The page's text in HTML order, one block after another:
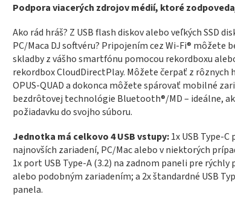
Podpora viacerých zdrojov médií, ktoré
Ako rád hráš? Z USB flash diskov alebo veľkých SSD
PC/Maca DJ softvéru? Pripojením cez Wi-Fi® môžete
skladby z vášho smartfónu pomocou rekordboxu
rekordbox CloudDirectPlay. Môžete čerpať z rôznych
OPUS-QUAD a dokonca môžete spárovať mobilné
bezdrôtovej technológie Bluetooth®/MD – ideálne,
požiadavku do svojho súboru.
Jednotka má celkovo 4 USB vstupy:1x USB Type-
najnovších zariadení, PC/Mac alebo v niektorých
1x port USB Type-A (3.2) na zadnom paneli pre rýchly
alebo podobným zariadením; a 2x štandardné USB
panela.